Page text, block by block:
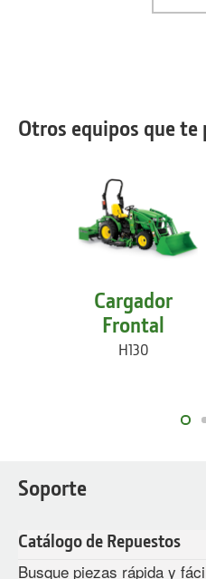
Otros equipos que te
Cargador
Frontal
H130
Soporte
Catálogo de Repuestos
Busque piezas rápida y